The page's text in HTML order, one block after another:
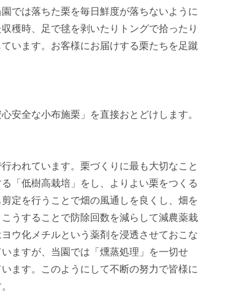
では落ちた栗を毎日鮮度が落ちないように
穫時、足で毬を剥いたりトングで拾ったり
います。お客様にお届けする栗たちを足蹴
安全な小布施栗」を直接おとどけします。
われています。栗づくりに最も大切なこと
「低樹高栽培」をし、よりよい栗をつくる
定を行うことで畑の風通しを良くし、畑を
うすることで防除回数を減らして減農薬栽
ウ化メチルという薬剤を浸透させておこな
ますが、当園では「燻蒸処理」を一切せ
ます。このようにして不断の努力で皆様に